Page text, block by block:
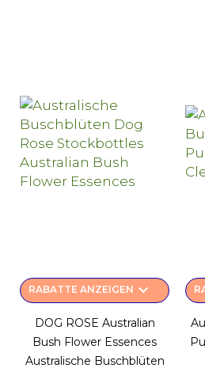
RABATTE ANZEIGEN keyboard_arrow_down
DOG ROSE Australian
Bush Flower Essences
Australische Buschblüten